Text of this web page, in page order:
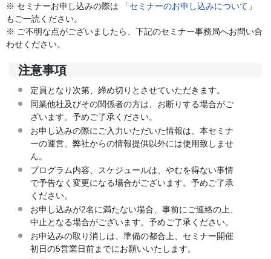
※ セミナーお申し込みの際は 「セミナーのお申し込みについて 」
もご一読ください。
※ ご不明な点がございましたら、下記のセミナー事務局へお問い合
わせください。
注意事項
定員となり次第、締め切りとさせていただきます。
同業他社及びその関係者の方は、お断りする場合がご
ざいます。予めご了承ください。
お申し込みの際にご入力いただいた情報は、本セミナ
ーの運営、弊社からの情報提供以外には使用致しませ
ん。
プログラム内容、スケジュールは、やむを得ない事情
で予告なく変更になる場合がございます。予めご了承
ください。
お申し込みが2名に満たない場合、事前にご連絡の上、
中止となる場合がございます。予めご了承ください。
お申込みの取り消しは、準備の都合上、セミナー開催
初日の5営業日前までにお願いいたします。